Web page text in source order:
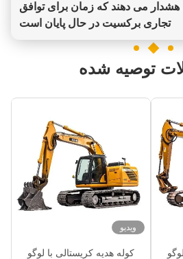
هشدار می دهند که زمان برای توافق
تجاری برکسیت در حال پایان است
توصیه شده
ویدیو
کوله هدیه کریستالی با لوگو